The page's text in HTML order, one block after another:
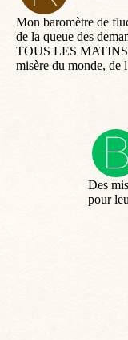
Mon baromètre de
de la queue des
TOUS LES MATINS.
misère du monde, de
Des
pour